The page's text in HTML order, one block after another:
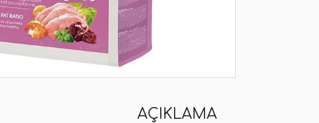
AÇIKLAMA